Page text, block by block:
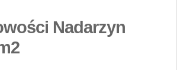
Nadarzyn